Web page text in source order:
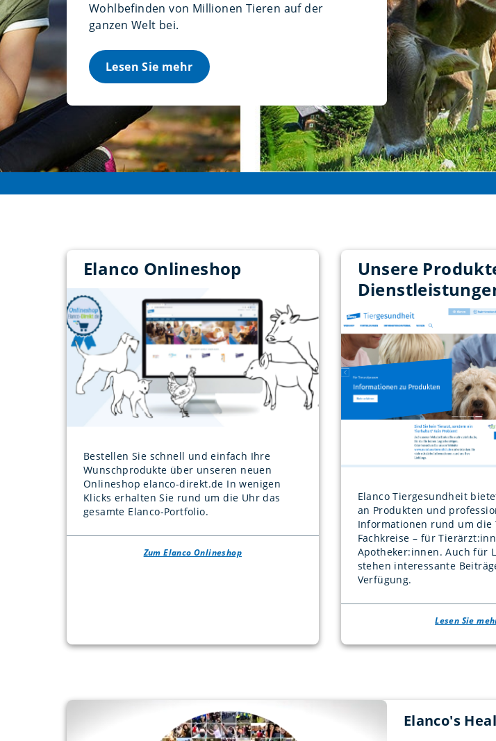
Wohlbefinden von Millionen Tieren auf der
ganzen Welt bei.
Lesen Sie mehr
Elanco Onlineshop
Bestellen Sie schnell und einfach Ihre
Wunschprodukte über unseren neuen
Onlineshop elanco-direkt.de In wenigen
Klicks erhalten Sie rund um die Uhr das
gesamte Elanco-Portfolio.
Zum Elanco Onlineshop
Unsere
Elanco Tiergesundheit
an Produkten und
Informationen rund um
Fachkreise – für
Apotheker:innen. Auch für
stehen interessante
Verfügung.
Lesen Sie
Elanco's